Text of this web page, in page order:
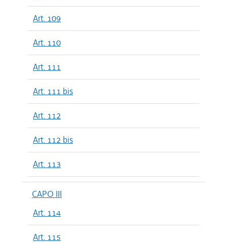
Art. 109
Art. 110
Art. 111
Art. 111 bis
Art. 112
Art. 112 bis
Art. 113
CAPO III
Art. 114
Art. 115